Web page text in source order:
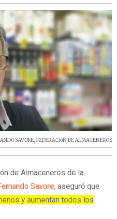
SAVORE, FEDERACIóN DE ALMACENEROS
de Almaceneros de la
Savore, aseguró que
y aumentan todos los